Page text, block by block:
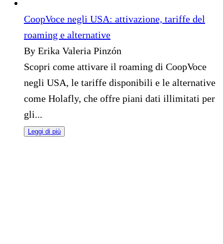
CoopVoce negli USA: attivazione, tariffe del
roaming e alternative
By Erika Valeria Pinzón
Scopri come attivare il roaming di CoopVoce
negli USA, le tariffe disponibili e le alternative
come Holafly, che offre piani dati illimitati per
gli...
Leggi di più